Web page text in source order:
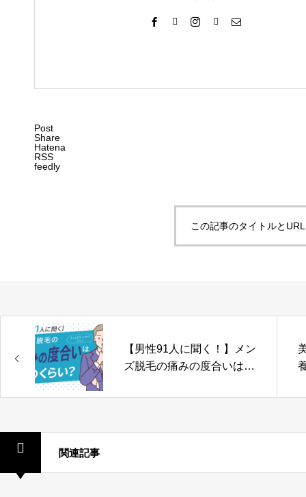
Post
Share
Hatena
RSS
feedly
この記事のタイトルと
【男性91人に聞く！】メン
ズ脱毛の痛みの度合いはど
はコレ！
関連記事